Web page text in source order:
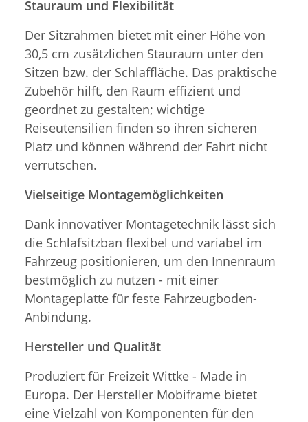
Stauraum und Flexibilität
Der Sitzrahmen bietet mit einer Höhe von
30,5 cm zusätzlichen Stauraum unter den
Sitzen bzw. der Schlaffläche. Das praktische
Zubehör hilft, den Raum effizient und
geordnet zu gestalten; wichtige
Reiseutensilien finden so ihren sicheren
Platz und können während der Fahrt nicht
verrutschen.
Vielseitige Montagemöglichkeiten
Dank innovativer Montagetechnik lässt sich
die Schlafsitzban flexibel und variabel im
Fahrzeug positionieren, um den Innenraum
bestmöglich zu nutzen - mit einer
Montageplatte für feste Fahrzeugboden-
Anbindung.
Hersteller und Qualität
Produziert für Freizeit Wittke - Made in
Europa. Der Hersteller Mobiframe bietet
eine Vielzahl von Komponenten für den